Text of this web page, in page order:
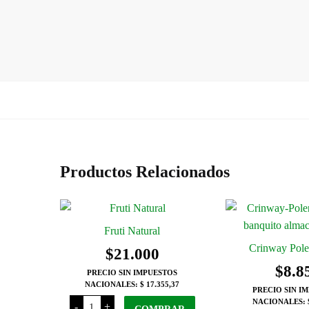
Productos Relacionados
Fruti Natural
$21.000
PRECIO SIN IMPUESTOS
NACIONALES:$ 17.355,37
Fruti
Crinway
$
PRECIO SIN
NACIONALES: